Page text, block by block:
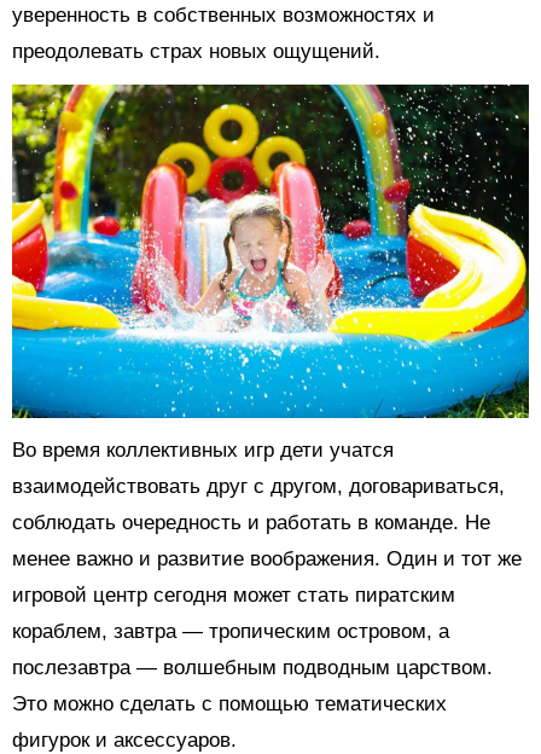
уверенность в собственных возможностях и
преодолевать страх новых ощущений.
Во время коллективных игр дети учатся
взаимодействовать друг с другом, договариваться,
соблюдать очередность и работать в команде. Не
менее важно и развитие воображения. Один и тот же
игровой центр сегодня может стать пиратским
кораблем, завтра — тропическим островом, а
послезавтра — волшебным подводным царством.
Это можно сделать с помощью тематических
фигурок и аксессуаров.